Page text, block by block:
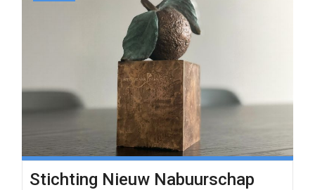
Stichting Nieuw Nabuurschap